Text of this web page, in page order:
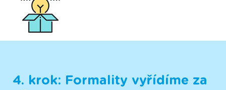
4. krok: Formality vyřídíme za